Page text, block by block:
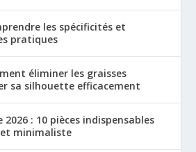
les spécificités et
pratiques
éliminer les graisses
sa silhouette efficacement
2026 : 10 pièces indispensables
minimaliste